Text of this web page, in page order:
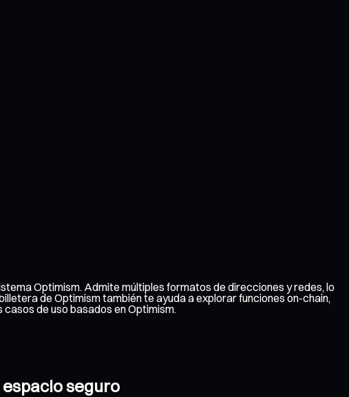
Optimism. Admite múltiples formatos de direcciones y redes, lo
de Optimism también te ayuda a explorar funciones on-chain,
de uso basados en Optimism.
seguro